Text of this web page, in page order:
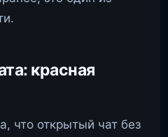
красная
что открытый чат без